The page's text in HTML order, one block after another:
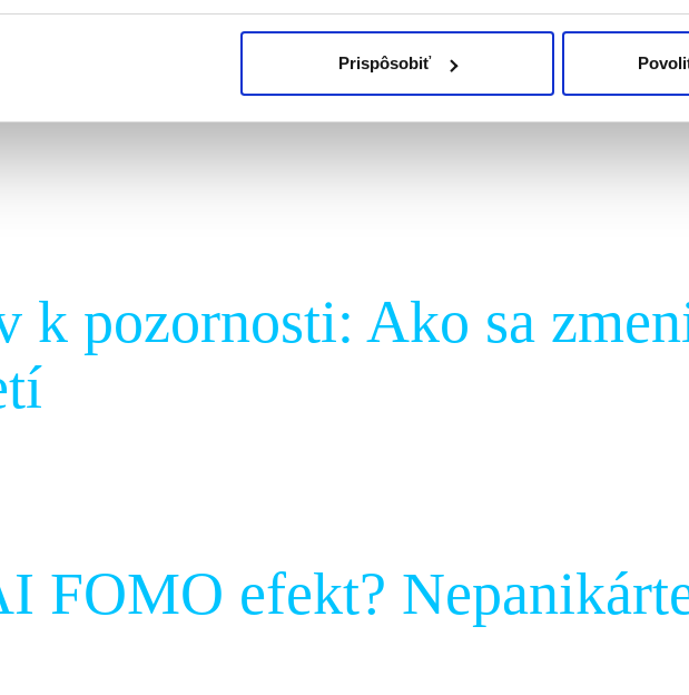
Prispôsobiť
Ako sa mení
k pozornosti: Ako sa
FOMO efekt?